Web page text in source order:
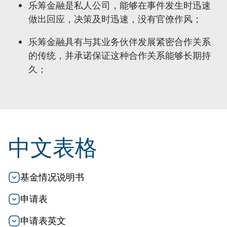
乐筹金融是私人公司，能够在事件发生时迅速
做出回应，决策及时迅速，没有官僚作风；
乐筹金融具有与其业务伙伴发展紧密合作关系
的传统，并承诺保证这种合作关系能够长期持
久；
中文表格
基金情况说明书
申请表
申请表英文